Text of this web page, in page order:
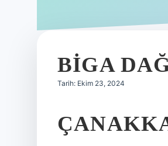
BIGA
Tarih: Ekim 23, 2024